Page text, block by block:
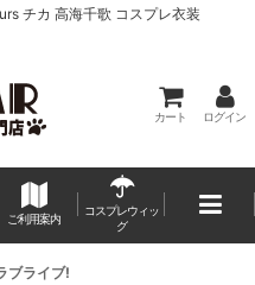
チカ 高海千歌 コスプレ衣装
カート ログイン
ご利用案内
コスプレウィッ
グ
ブライブ!